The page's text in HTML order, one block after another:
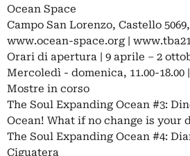
Ocean Space
Campo San Lorenzo, Castello
www.ocean-space.org |
Orari di apertura | 9 aprile – 2
Mercoledì - domenica, 11.00-
Mostre in corso
The Soul Expanding Ocean #3:
Ocean! What if no change is your
The Soul Expanding Ocean #4:
Ciguatera